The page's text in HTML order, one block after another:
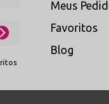
Oficial
Meus
Favoritos
Blog